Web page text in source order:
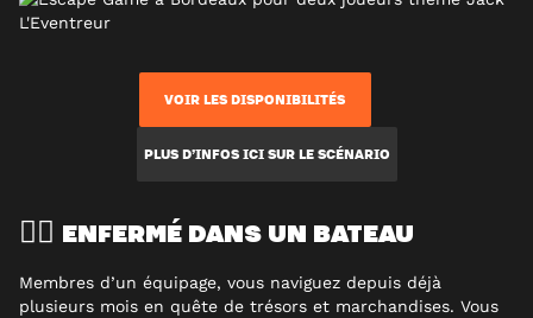
VOIR LES DISPONIBILITÉS
PLUS D’INFOS ICI SUR LE SCÉNARIO
🏴‍☠️ ENFERMÉ DANS UN BATEAU
Membres d’un équipage, vous naviguez depuis déjà
plusieurs mois en quête de trésors et marchandises. Vous